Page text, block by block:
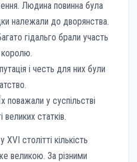
Людина повинна була
належали до дворянства.
гідальго брали участь
королю.
і честь для них були
поважали у суспільстві
великих статків.
столітті кількість
великою. За різними